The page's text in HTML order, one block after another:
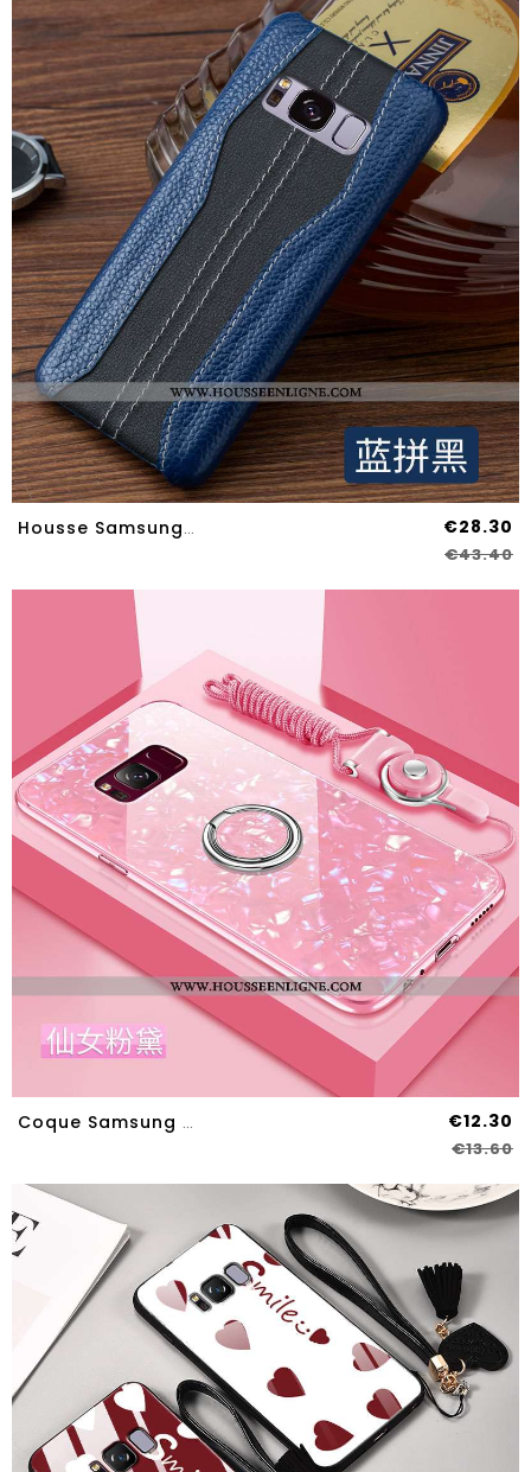
Housse Samsung Galaxy S8 Cuir Protection Coque Luxe Tout Compris Incassable Personnalité Bleu €28.30
€43.40
Coque Samsung Galaxy S8 Protection Verre Tout Compris Incassable Tendance Fluide Doux Rose €12.30
€13.60